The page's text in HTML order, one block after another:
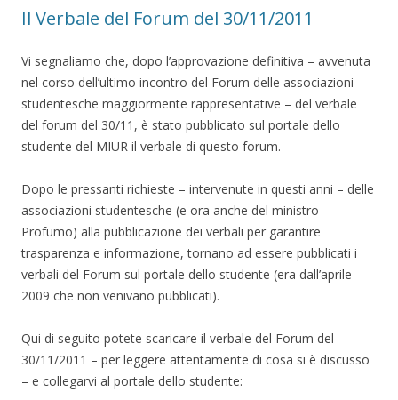
Il Verbale del Forum del 30/11/2011
Vi segnaliamo che, dopo l’approvazione definitiva – avvenuta
nel corso dell’ultimo incontro del Forum delle associazioni
studentesche maggiormente rappresentative – del verbale
del forum del 30/11, è stato pubblicato sul portale dello
studente del MIUR il verbale di questo forum.
Dopo le pressanti richieste – intervenute in questi anni – delle
associazioni studentesche (e ora anche del ministro
Profumo) alla pubblicazione dei verbali per garantire
trasparenza e informazione, tornano ad essere pubblicati i
verbali del Forum sul portale dello studente (era dall’aprile
2009 che non venivano pubblicati).
Qui di seguito potete scaricare il verbale del Forum del
30/11/2011 – per leggere attentamente di cosa si è discusso
– e collegarvi al portale dello studente: